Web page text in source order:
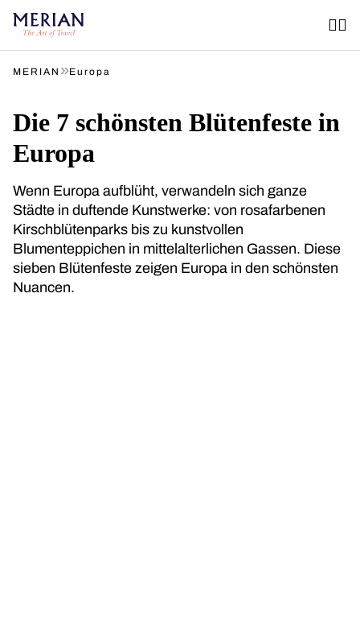
MERIAN »Europa
Die 7 schönsten Blütenfeste in
Europa
Wenn Europa aufblüht, verwandeln sich ganze
Städte in duftende Kunstwerke: von rosafarbenen
Kirschblütenparks bis zu kunstvollen
Blumenteppichen in mittelalterlichen Gassen. Diese
sieben Blütenfeste zeigen Europa in den schönsten
Nuancen.